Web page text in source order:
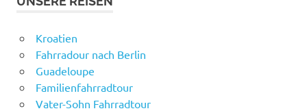
Kroatien
Fahrradour nach Berlin
Guadeloupe
Familienfahrradtour
Vater-Sohn Fahrradtour